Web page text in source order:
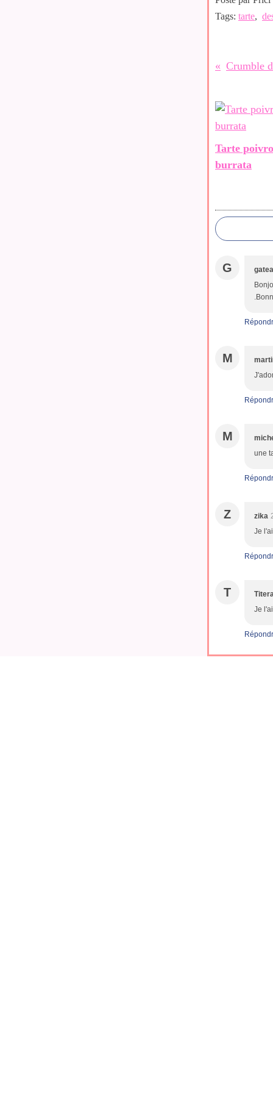
Tags: tarte,
Crumble
Tarte
burrata
G
M
M
une
Z zika
Je
T
Je